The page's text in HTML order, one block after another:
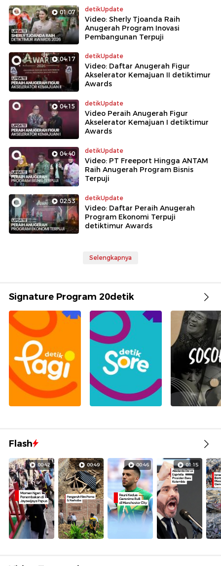
01:07 detikUpdate
Video: Sherly Tjoanda Raih
Anugerah Program Inovasi
Pembangunan Terpuji
04:17 detikUpdate
Video: Daftar Anugerah Figur
Akselerator Kemajuan II detiktimur
Awards
04:15 detikUpdate
Video Peraih Anugerah Figur
Akselerator Kemajuan I detiktimur
Awards
04:40 detikUpdate
Video: PT Freeport Hingga ANTAM
Raih Anugerah Program Bisnis
Terpuji
02:53 detikUpdate
Video: Daftar Peraih Anugerah
Program Ekonomi Terpuji
detiktimur Awards
Selengkapnya
Signature Program 20detik
Flash
00:42 00:49 00:46 01:15